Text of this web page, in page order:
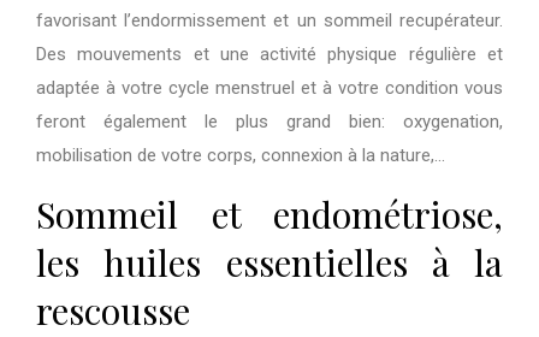
favorisant l’endormissement et un sommeil recupérateur.
Des mouvements et une activité physique régulière et
adaptée à votre cycle menstruel et à votre condition vous
feront également le plus grand bien: oxygenation,
mobilisation de votre corps, connexion à la nature,…
Sommeil et endométriose,
les huiles essentielles à la
rescousse